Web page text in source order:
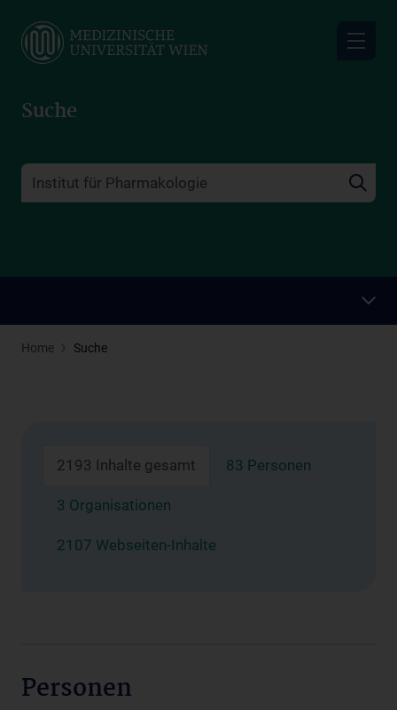
main
Suche
Home Suche
2193 Inhalte gesamt 83 Personen
3 Organisationen
2107 Webseiten-Inhalte
Personen